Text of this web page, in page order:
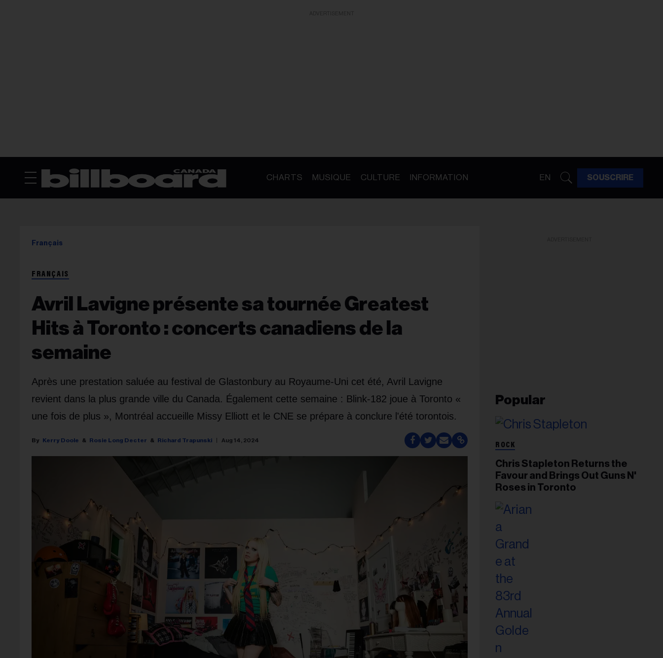
CHARTS MUSIQUE CULTURE INFORMATION EN SOUSCRIRE
Français
FRANÇAIS
Avril Lavigne présente sa tournée Greatest
Hits à Toronto : concerts canadiens de la
semaine
Après une prestation saluée au festival de Glastonbury au Royaume-Uni cet été, Avril Lavigne
revient dans la plus grande ville du Canada. Également cette semaine : Blink-182 joue à Toronto «
une fois de plus », Montréal accueille Missy Elliott et le CNE se prépare à conclure l'été torontois.
Kerry Doole Rosie Long Decter Richard Trapunski Aug 14, 2024
Popular
ROCK
Chris Stapleton Returns the
Favour and Brings Out Guns N'
Roses in Toronto